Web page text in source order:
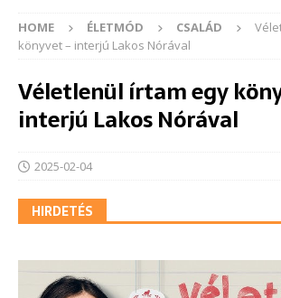
HOME ÉLETMÓD CSALÁD
könyvet – interjú Lakos Nórával
Véletlenül írtam egy
interjú Lakos Nórával
2025-02-04
HIRDETÉS